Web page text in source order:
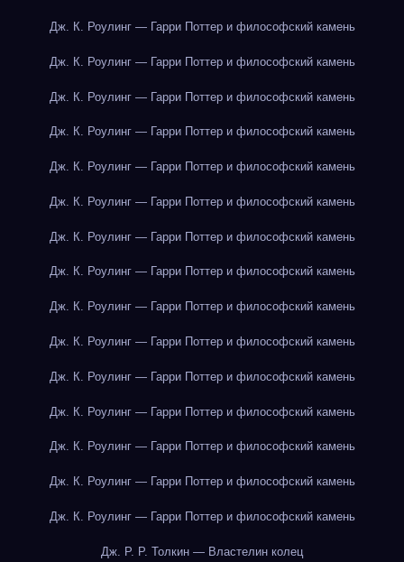
Дж. К. Роулинг — Гарри Поттер и философский камень
Дж. К. Роулинг — Гарри Поттер и философский камень
Дж. К. Роулинг — Гарри Поттер и философский камень
Дж. К. Роулинг — Гарри Поттер и философский камень
Дж. К. Роулинг — Гарри Поттер и философский камень
Дж. К. Роулинг — Гарри Поттер и философский камень
Дж. К. Роулинг — Гарри Поттер и философский камень
Дж. К. Роулинг — Гарри Поттер и философский камень
Дж. К. Роулинг — Гарри Поттер и философский камень
Дж. К. Роулинг — Гарри Поттер и философский камень
Дж. К. Роулинг — Гарри Поттер и философский камень
Дж. К. Роулинг — Гарри Поттер и философский камень
Дж. К. Роулинг — Гарри Поттер и философский камень
Дж. К. Роулинг — Гарри Поттер и философский камень
Дж. К. Роулинг — Гарри Поттер и философский камень
Дж. Р. Р. Толкин — Властелин колец